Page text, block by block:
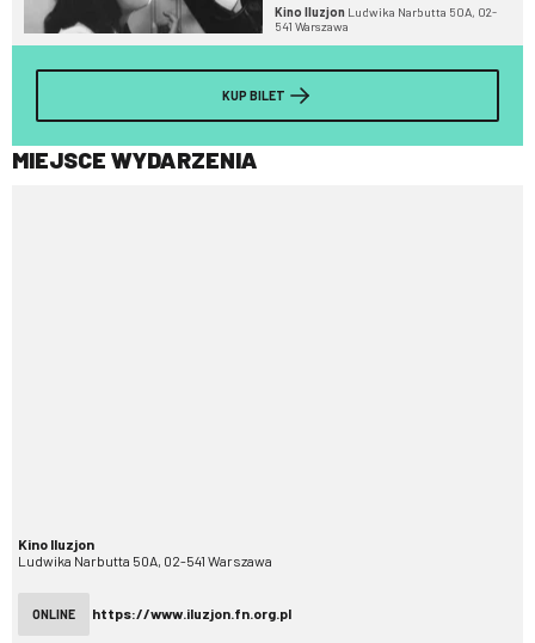
Kino Iluzjon Ludwika Narbutta 50A, 02-
541 Warszawa
KUP BILET
MIEJSCE WYDARZENIA
Kino Iluzjon
Ludwika Narbutta 50A, 02-541 Warszawa
ONLINE https://www.iluzjon.fn.org.pl